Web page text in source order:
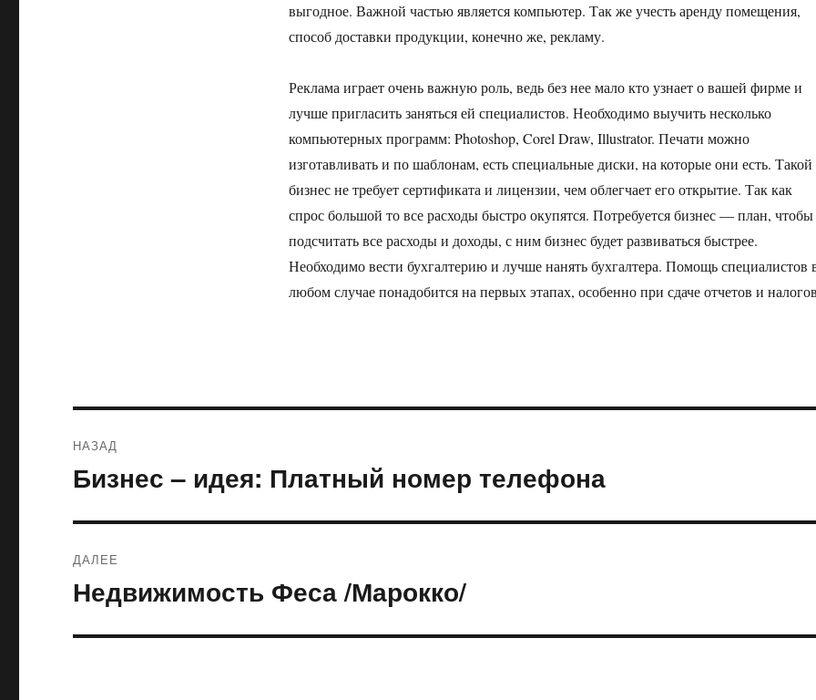
выгодное. Важной частью является компьютер. Так же учесть аренду помещения,
способ доставки продукции, конечно же, рекламу.
Реклама играет очень важную роль, ведь без нее мало кто узнает о вашей фирме и
лучше пригласить заняться ей специалистов. Необходимо выучить несколько
компьютерных программ: Photoshop, Corel Draw, Illustrator. Печати можно
изготавливать и по шаблонам, есть специальные диски, на которые они есть. Такой
бизнес не требует сертификата и лицензии, чем облегчает его открытие. Так как
спрос большой то все расходы быстро окупятся. Потребуется бизнес — план, чтобы
подсчитать все расходы и доходы, с ним бизнес будет развиваться быстрее.
Необходимо вести бухгалтерию и лучше нанять бухгалтера. Помощь специалистов
любом случае понадобится на первых этапах, особенно при сдаче отчетов и
по
НАЗАД
Предыдущая
Бизнес – идея: Платный номер телефона
ДАЛЕЕ
Следующая
запись:
Недвижимость Феса /Марокко/